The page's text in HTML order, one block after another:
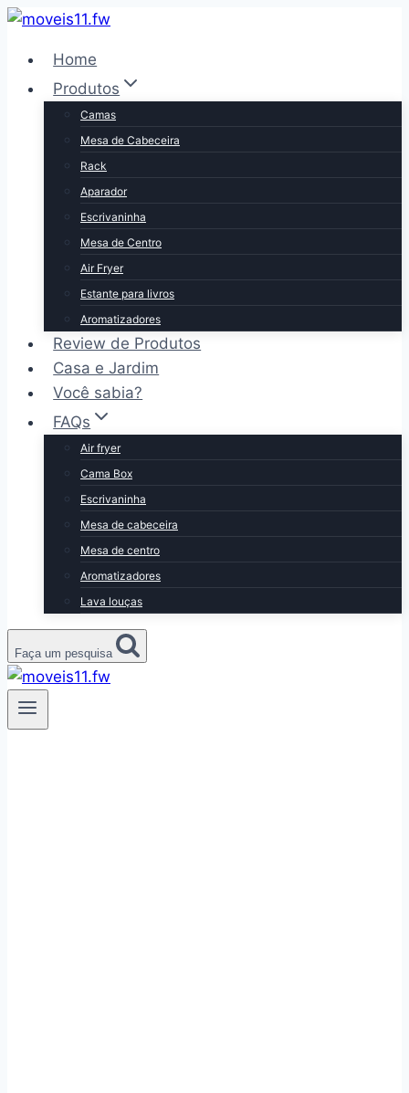
Pular
Conteúdo
Home
Produtos
Camas
Mesa de Cabeceira
Rack
Aparador
Escrivaninha
Mesa de Centro
Air Fryer
Estante para livros
Aromatizadores
Review de Produtos
Casa e Jardim
Você sabia?
FAQs
Air fryer
Cama Box
Escrivaninha
Mesa de cabeceira
Mesa de centro
Aromatizadores
Lava louças
Faça um pesquisa